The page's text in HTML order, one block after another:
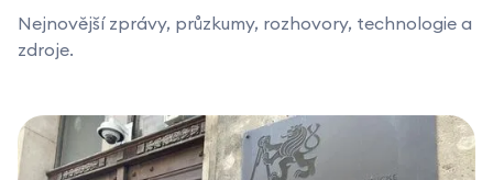
Nejnovější zprávy, průzkumy, rozhovory, technologie a
zdroje.